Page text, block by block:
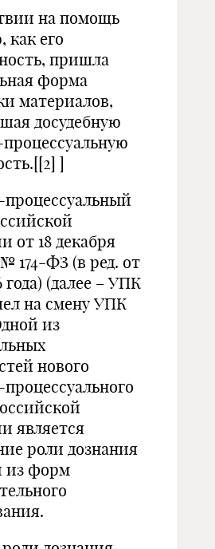
на помощь
как его
пришла
форма
материалов,
досудебную
[2] ]
процессуальный
от 18 декабря
№ 174-ФЗ (в ред. от
года) (далее – УПК
на смену УПК
из
нового
является
роли дознания
из форм